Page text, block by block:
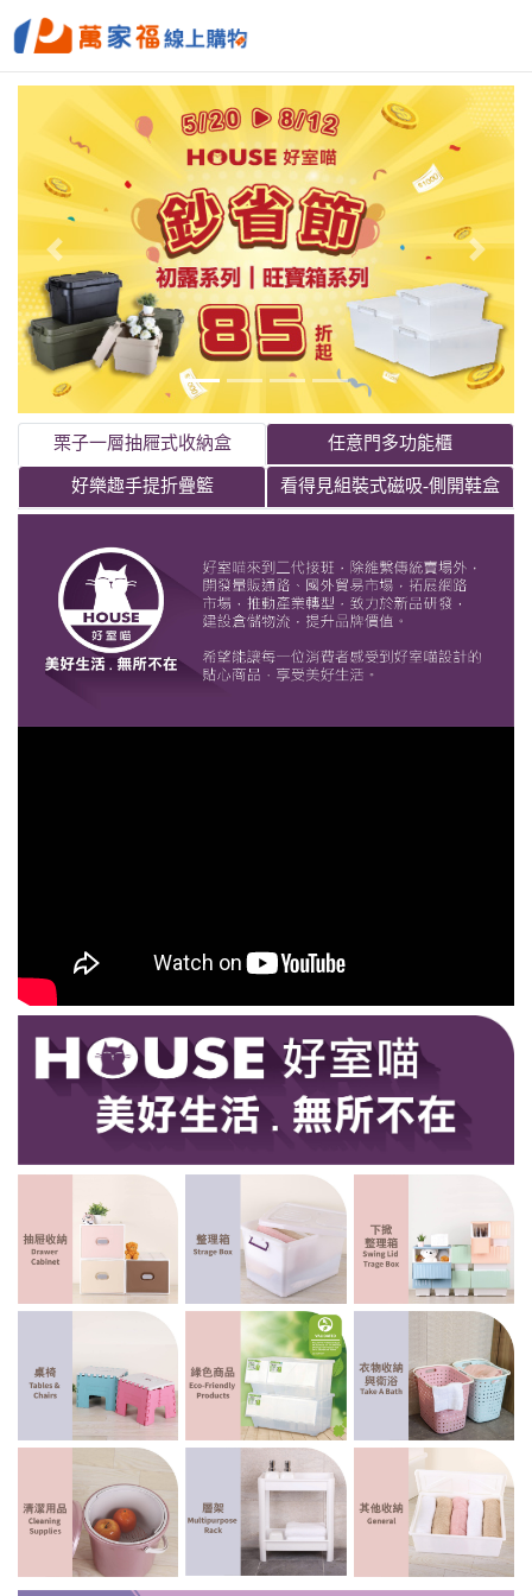
栗子一層抽屜式收納盒 任意門多功能櫃
好樂趣手提折疊籃 看得見組裝式磁吸-側開鞋盒